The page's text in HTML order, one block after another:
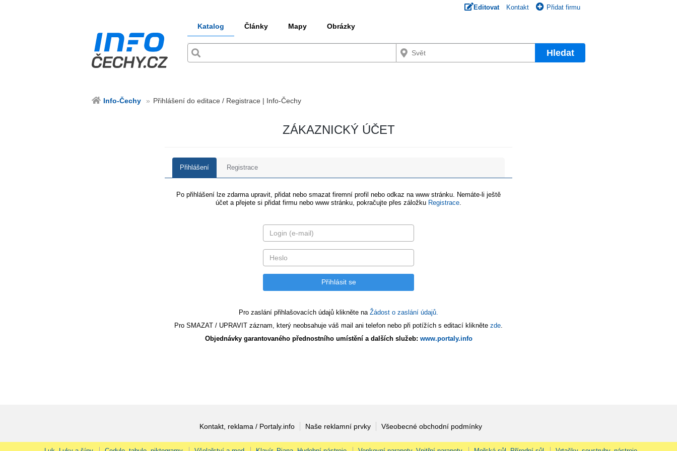
Editovat Kontakt Přidat firmu
Katalog Články Mapy Obrázky
Hledat
Info-Čechy Přihlášení do editace / Registrace | Info-Čechy
ZÁKAZNICKÝ ÚČET
Přihlášení Registrace
Po přihlášení lze zdarma upravit, přidat nebo smazat firemní profil nebo odkaz na www stránku. Nemáte-li ještě
účet a přejete si přidat firmu nebo www stránku, pokračujte přes záložku Registrace
Pro zaslání přihlašovacích údajů klikněte na Žádost o zaslání údajů.
Pro SMAZAT / UPRAVIT záznam, který neobsahuje váš mail ani telefon nebo při potížích s editací klikněte zde
Objednávky garantovaného přednostního umístění a dalších služeb: www.portaly.info
Kontakt, reklama / Portaly.info Naše reklamní prvky Všeobecné obchodní podmínky